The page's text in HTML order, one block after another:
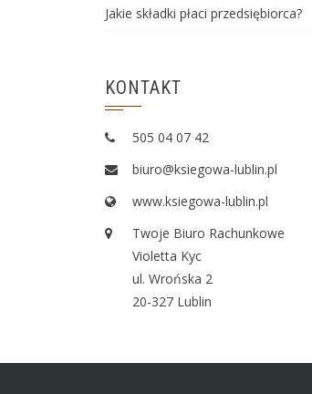
Jakie składki płaci przedsiębiorca?
KONTAKT
505 04 07 42
biuro@ksiegowa-lublin.pl
www.ksiegowa-lublin.pl
Twoje Biuro Rachunkowe
Violetta Kyc
ul. Wrońska 2
20-327 Lublin